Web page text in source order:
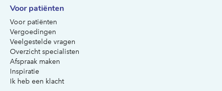
Voor patiënten
Voor patiënten
Vergoedingen
Veelgestelde vragen
Overzicht specialisten
Afspraak maken
Inspiratie
Ik heb een klacht